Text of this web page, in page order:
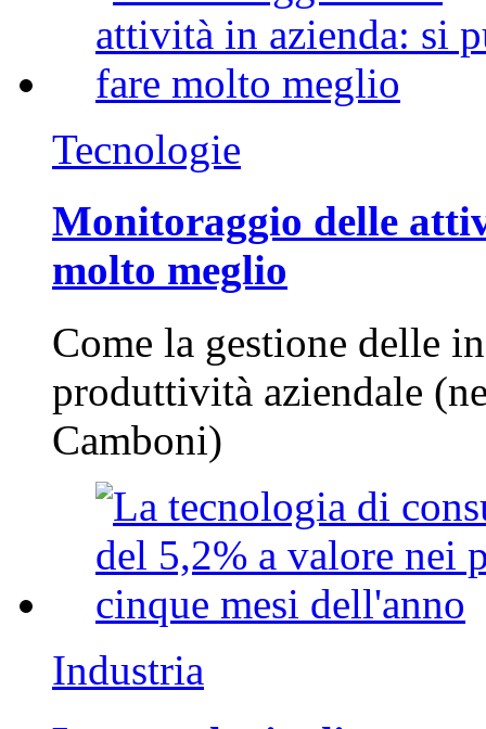
Tecnologie
Monitoraggio delle
molto meglio
Come la gestione delle
produttività aziendale
Camboni)
Industria